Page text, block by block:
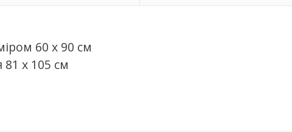
60 х 90 см
х 105 см